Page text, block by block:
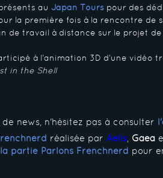
au Japan Tours pour des
la première fois à la rencontre de
de travail à distance sur le projet
à l’animation 3D d’une vidéo
in the Shell
de news, n'hésitez pas à consulter
réalisée par Aelis Gaea
la partie Parlons Frenchnerd pour